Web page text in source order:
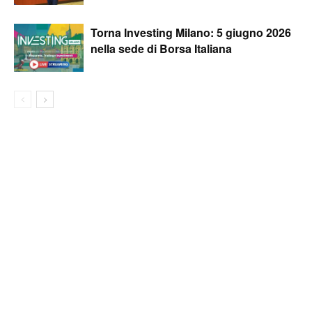
Torna Investing Milano: 5 giugno 2026
nella sede di Borsa Italiana